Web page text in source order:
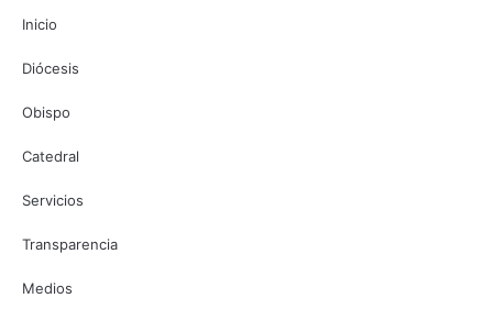
Inicio
Diócesis
Obispo
Catedral
Servicios
Transparencia
Medios